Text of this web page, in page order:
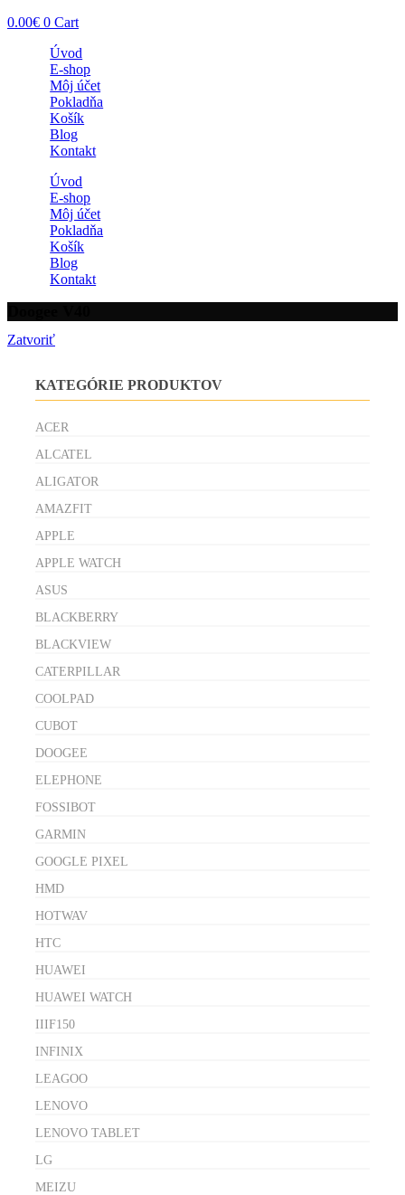
0.00€ 0 Cart
Úvod
E-shop
Môj účet
Pokladňa
Košík
Blog
Kontakt
Úvod
E-shop
Môj účet
Pokladňa
Košík
Blog
Kontakt
Zatvoriť
KATEGÓRIE PRODUKTOV
ACER
ALCATEL
ALIGATOR
AMAZFIT
APPLE
APPLE WATCH
ASUS
BLACKBERRY
BLACKVIEW
CATERPILLAR
COOLPAD
CUBOT
DOOGEE
ELEPHONE
FOSSIBOT
GARMIN
GOOGLE PIXEL
HMD
HOTWAV
HTC
HUAWEI
HUAWEI WATCH
IIIF150
INFINIX
LEAGOO
LENOVO
LENOVO TABLET
LG
MEIZU